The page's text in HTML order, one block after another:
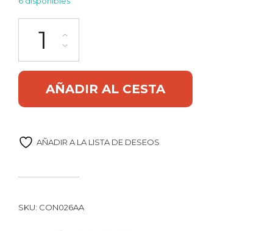
AÑADIR AL CESTA
AÑADIR A LA LISTA DE DESEOS
SKU: CON026AA